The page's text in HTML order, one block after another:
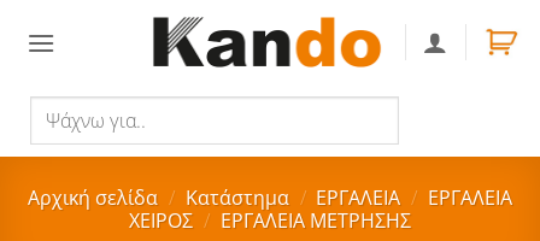
για..
Αρχική σελίδα / Κατάστημα / ΕΡΓΑΛΕΙΑ / ΕΡΓΑΛΕΙΑ
ΧΕΙΡΟΣ / ΕΡΓΑΛΕΙΑ ΜΕΤΡΗΣΗΣ